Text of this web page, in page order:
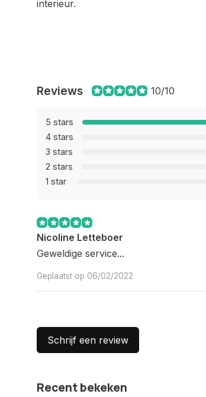
interieur.
Reviews 10/10
5 stars
4 stars
3 stars
2 stars
1 star
Nicoline Letteboer
Geweldige service...
Geplaatst op 06/02/2022
Schrijf een review
Recent bekeken